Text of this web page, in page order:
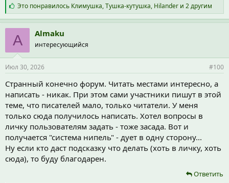
С
и
м
п
а
и
:
Это понравилось Климушка,Тушка-кутушка, Hilanderи 2 другим
A Almaku
интересующийся
Июл 30, 2026 #100
Странный конечно форум. Читать местами интересно, а
написать - никак. При этом сами участники пишут в этой
теме, что писателей мало, только читатели. У меня
только сюда получилось написать. Хотел вопросы в
личку пользователям задать - тоже засада. Вот и
получается "система нипель" - дует в одну сторону...
Ну если кто даст подсказку что делать (хоть в личку, хоть
сюда), то буду благодарен.
Ответить